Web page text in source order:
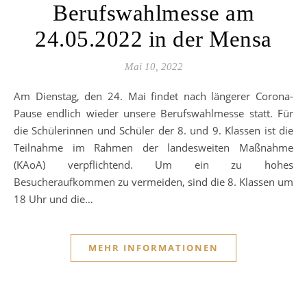
Berufswahlmesse am
24.05.2022 in der Mensa
Mai 10, 2022
Am Dienstag, den 24. Mai findet nach längerer Corona-
Pause endlich wieder unsere Berufswahlmesse statt. Für
die Schülerinnen und Schüler der 8. und 9. Klassen ist die
Teilnahme im Rahmen der landesweiten Maßnahme
(KAoA) verpflichtend. Um ein zu hohes
Besucheraufkommen zu vermeiden, sind die 8. Klassen um
18 Uhr und die…
MEHR INFORMATIONEN